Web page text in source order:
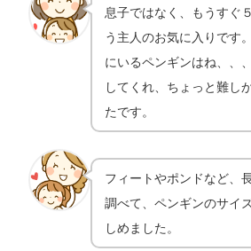
息子ではなく、もうすぐ
う主人のお気に入りです
にいるペンギンはね、、
してくれ、ちょっと難し
たです。
フィートやポンドなど、
調べて、ペンギンのサイ
しめました。